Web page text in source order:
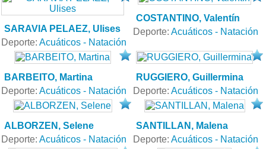
SARAVIA PELAEZ, Ulises
Deporte: Acuáticos - Natación
COSTANTINO, Valentín
Deporte: Acuáticos - Natación
BARBEITO, Martina
Deporte: Acuáticos - Natación
RUGGIERO, Guillermina
Deporte: Acuáticos - Natación
ALBORZEN, Selene
Deporte: Acuáticos - Natación
SANTILLAN, Malena
Deporte: Acuáticos - Natación